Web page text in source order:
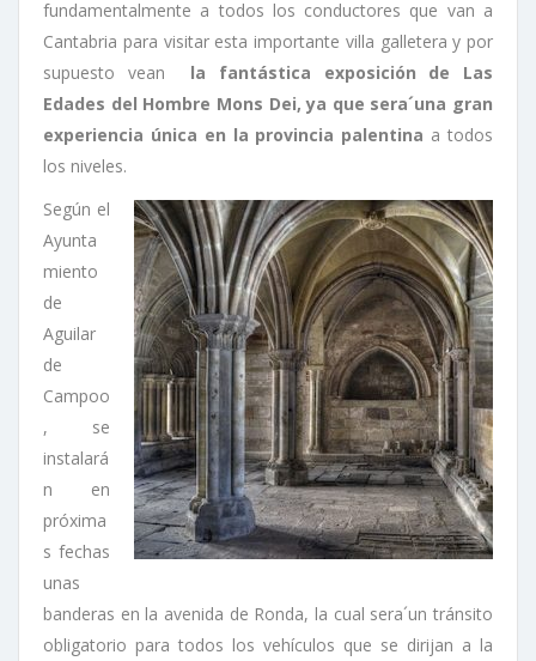
fundamentalmente a todos los conductores que van a
Cantabria para visitar esta importante villa galletera y por
supuesto vean
la fantástica exposición de Las
Edades del Hombre Mons Dei, ya que sera´una gran
experiencia única en la provincia palentina a todos
los niveles.
Según el
Ayunta
miento
de
Aguilar
de
Campoo
, se
instalará
n en
próxima
s fechas
unas
banderas en la avenida de Ronda, la cual sera´un tránsito
obligatorio para todos los vehículos que se dirijan a la